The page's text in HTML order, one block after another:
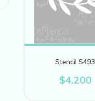
Stencil S493
$4.200